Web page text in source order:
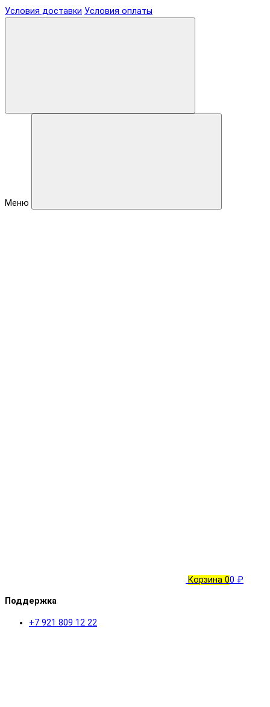
Условия доставки Условия оплаты
Меню
Корзина 00 ₽
Поддержка
+7 921 809 12 22